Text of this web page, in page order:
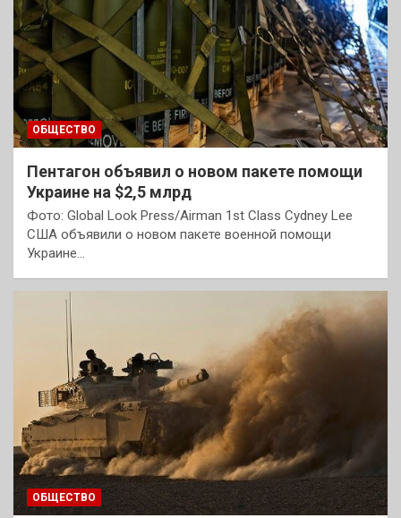
ОБЩЕСТВО
Пентагон объявил о новом пакете помощи
Украине на $2,5 млрд
Фото: Global Look Press/Airman 1st Class Cydney Lee
США объявили о новом пакете военной помощи
Украине…
ОБЩЕСТВО